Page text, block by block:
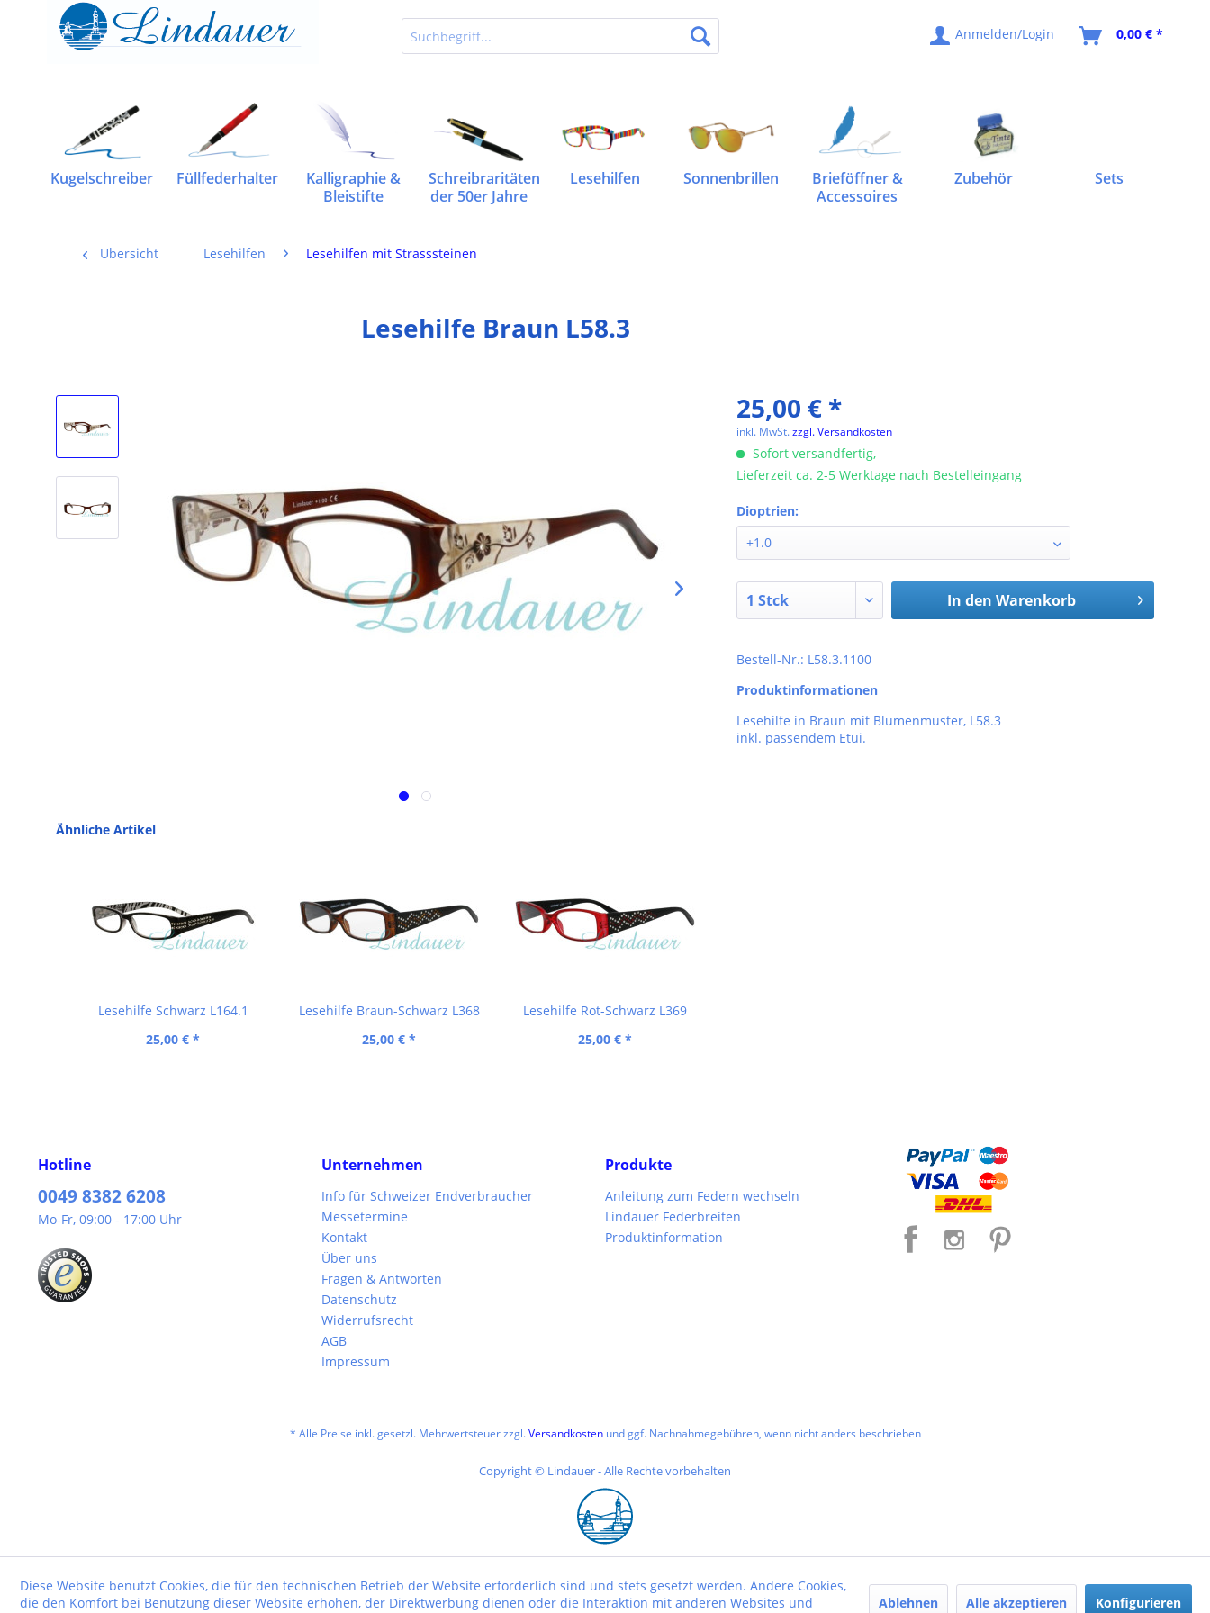
Anmelden/Login 0,00 € *
Kugelschreiber Füllfederhalter
Kalligraphie &
Bleistifte
Schreibraritäten
der 50er Jahre
Lesehilfen Sonnenbrillen
Brieföffner &
Accessoires
Zubehör Sets
Übersicht Lesehilfen Lesehilfen mit Strasssteinen
Lesehilfe Braun L58.3
25,00 € *
inkl. MwSt.zzgl. Versandkosten
Sofort versandfertig,
Lieferzeit ca. 2-5 Werktage nach Bestelleingang
Dioptrien:
In den Warenkorb
Bestell-Nr.: L58.3.1100
Produktinformationen
Lesehilfe in Braun mit Blumenmuster, L58.3
inkl. passendem Etui.
Ähnliche Artikel
Lesehilfe Schwarz L164.1
25,00 € *
Lesehilfe Braun-Schwarz L368
25,00 € *
Lesehilfe Rot-Schwarz L369
25,00 € *
Hotline
0049 8382 6208
Mo-Fr, 09:00 - 17:00 Uhr
Unternehmen
Info für Schweizer Endverbraucher
Messetermine
Kontakt
Über uns
Fragen & Antworten
Datenschutz
Widerrufsrecht
AGB
Impressum
Produkte
Anleitung zum Federn wechseln
Lindauer Federbreiten
Produktinformation
* Alle Preise inkl. gesetzl. Mehrwertsteuer zzgl.Versandkostenund ggf. Nachnahmegebühren, wenn nicht anders beschrieben
Copyright © Lindauer - Alle Rechte vorbehalten
Diese Website benutzt Cookies, die für den technischen Betrieb der Website erforderlich sind und stets gesetzt werden. Andere Cookies,
die den Komfort bei Benutzung dieser Website erhöhen, der Direktwerbung dienen oder die Interaktion mit anderen Websites und
Ablehnen Alle akzeptieren Konfigurieren